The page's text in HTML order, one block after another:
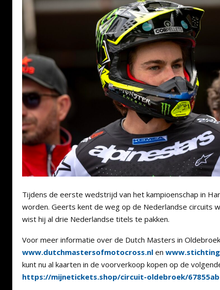
Tijdens de eerste wedstrijd van het kampioenschap in
worden. Geerts kent de weg op de Nederlandse circuits
wist hij al drie Nederlandse titels te pakken.
Voor meer informatie over de Dutch Masters in
www.dutchmastersofmotocross.nl en
kunt nu al kaarten in de voorverkoop kopen op de
https://mijnetickets.shop/circuit-oldebroek/